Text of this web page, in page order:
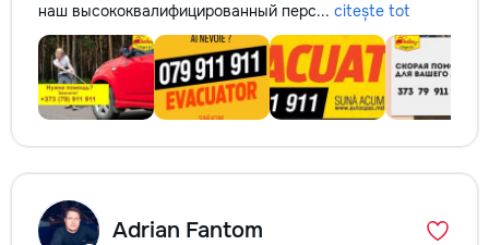
наш высококвалифицированный перс... citește tot
Adrian Fantom